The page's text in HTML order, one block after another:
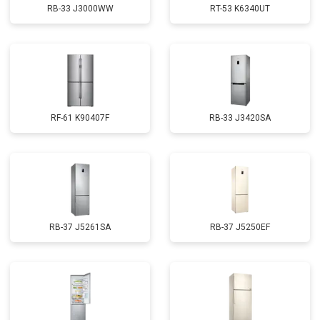
RB-33 J3000WW RT-53 K6340UT
RF-61 K90407F RB-33 J3420SA
RB-37 J5261SA RB-37 J5250EF